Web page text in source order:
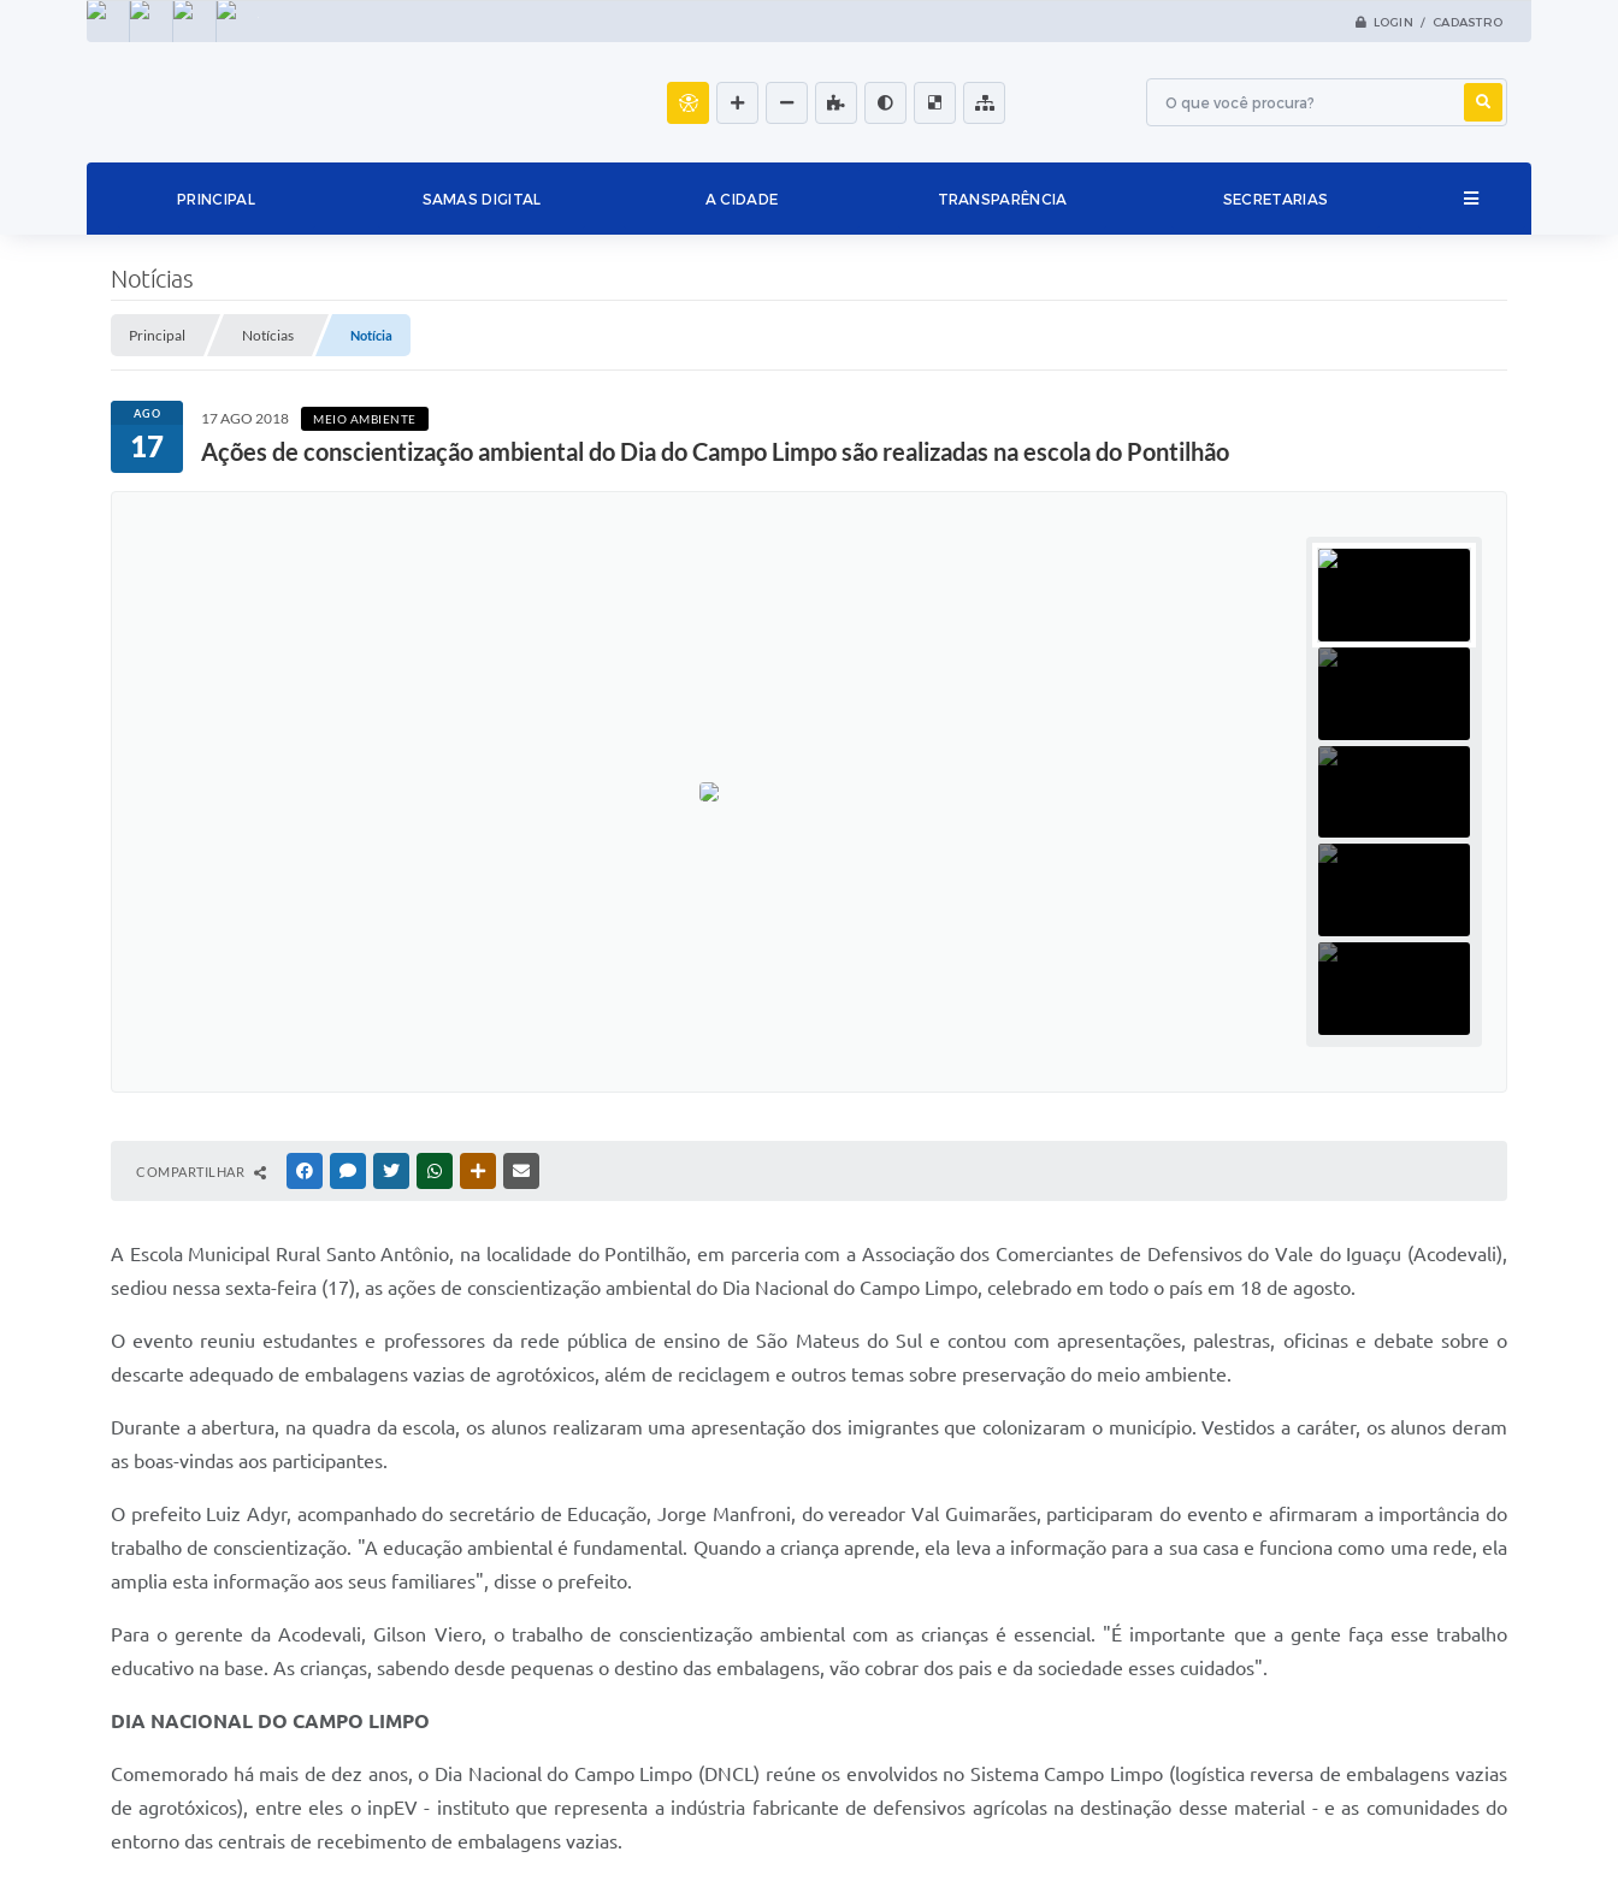
LOGIN / CADASTRO
INSTAGRAMFACEBOOKLINKEDIN
PRINCIPAL SAMAS DIGITAL A CIDADE TRANSPARÊNCIA SECRETARIAS
Notícias
Principal Notícias Notícia
AGO
17
17 AGO 2018 MEIO AMBIENTE
Ações de conscientização ambiental do Dia do Campo Limpo são realizadas na escola do Pontilhão
COMPARTILHAR FACEBOOKMESSENGER
TWITTERWHATSAPPOUTRAS MÍDIAS
A Escola Municipal Rural Santo Antônio, na localidade do Pontilhão, em parceria com a Associação dos Comerciantes de Defensivos do Vale do Iguaçu (Acodevali),
sediou nessa sexta-feira (17), as ações de conscientização ambiental do Dia Nacional do Campo Limpo, celebrado em todo o país em 18 de agosto.
O evento reuniu estudantes e professores da rede pública de ensino de São Mateus do Sul e contou com apresentações, palestras, oficinas e debate sobre o
descarte adequado de embalagens vazias de agrotóxicos, além de reciclagem e outros temas sobre preservação do meio ambiente.
Durante a abertura, na quadra da escola, os alunos realizaram uma apresentação dos imigrantes que colonizaram o município. Vestidos a caráter, os alunos deram
as boas-vindas aos participantes.
O prefeito Luiz Adyr, acompanhado do secretário de Educação, Jorge Manfroni, do vereador Val Guimarães, participaram do evento e afirmaram a importância do
trabalho de conscientização. "A educação ambiental é fundamental. Quando a criança aprende, ela leva a informação para a sua casa e funciona como uma rede, ela
amplia esta informação aos seus familiares", disse o prefeito.
Para o gerente da Acodevali, Gilson Viero, o trabalho de conscientização ambiental com as crianças é essencial. "É importante que a gente faça esse trabalho
educativo na base. As crianças, sabendo desde pequenas o destino das embalagens, vão cobrar dos pais e da sociedade esses cuidados".
DIA NACIONAL DO CAMPO LIMPO
Comemorado há mais de dez anos, o Dia Nacional do Campo Limpo (DNCL) reúne os envolvidos no Sistema Campo Limpo (logística reversa de embalagens vazias
de agrotóxicos), entre eles o inpEV - instituto que representa a indústria fabricante de defensivos agrícolas na destinação desse material - e as comunidades do
entorno das centrais de recebimento de embalagens vazias.